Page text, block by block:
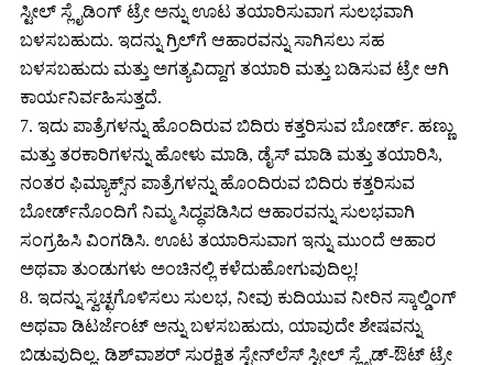
ಸ್ಟೀಲ್ ಸ್ಲೈಡಿಂಗ್ ಟ್ರೇ ಅನ್ನು ಊಟ ತಯಾರಿಸುವಾಗ ಸುಲಭವಾಗಿ
ಬಳಸಬಹುದು. ಇದನ್ನು ಗ್ರಿಲ್‌ಗೆ ಆಹಾರವನ್ನು ಸಾಗಿಸಲು ಸಹ
ಬಳಸಬಹುದು ಮತ್ತು ಅಗತ್ಯವಿದ್ದಾಗ ತಯಾರಿ ಮತ್ತು ಬಡಿಸುವ ಟ್ರೇ ಆಗಿ
ಕಾರ್ಯನಿರ್ವಹಿಸುತ್ತದೆ.
7. ಇದು ಪಾತ್ರೆಗಳನ್ನು ಹೊಂದಿರುವ ಬಿದಿರು ಕತ್ತರಿಸುವ ಬೋರ್ಡ್. ಹಣ್ಣು
ಮತ್ತು ತರಕಾರಿಗಳನ್ನು ಹೋಳು ಮಾಡಿ, ಡೈಸ್ ಮಾಡಿ ಮತ್ತು ತಯಾರಿಸಿ,
ನಂತರ ಫಿಮ್ಯಾಕ್ಸ್‌ನ ಪಾತ್ರೆಗಳನ್ನು ಹೊಂದಿರುವ ಬಿದಿರು ಕತ್ತರಿಸುವ
ಬೋರ್ಡ್‌ನೊಂದಿಗೆ ನಿಮ್ಮ ಸಿದ್ಧಪಡಿಸಿದ ಆಹಾರವನ್ನು ಸುಲಭವಾಗಿ
ಸಂಗ್ರಹಿಸಿ ವಿಂಗಡಿಸಿ. ಊಟ ತಯಾರಿಸುವಾಗ ಇನ್ನು ಮುಂದೆ ಆಹಾರ
ಅಥವಾ ತುಂಡುಗಳು ಅಂಚಿನಲ್ಲಿ ಕಳೆದುಹೋಗುವುದಿಲ್ಲ!
8. ಇದನ್ನು ಸ್ವಚ್ಛಗೊಳಿಸಲು ಸುಲಭ, ನೀವು ಕುದಿಯುವ ನೀರಿನ ಸ್ಕಾಲ್ಡಿಂಗ್
ಅಥವಾ ಡಿಟರ್ಜೆಂಟ್ ಅನ್ನು ಬಳಸಬಹುದು, ಯಾವುದೇ ಶೇಷವನ್ನು
ಬಿಡುವುದಿಲ್ಲ. ಡಿಶ್‌ವಾಶರ್ ಸುರಕ್ಷಿತ ಸ್ಟೇನ್‌ಲೆಸ್ ಸ್ಟೀಲ್ ಸ್ಲೈಡ್-ಔಟ್ ಟ್ರೇ